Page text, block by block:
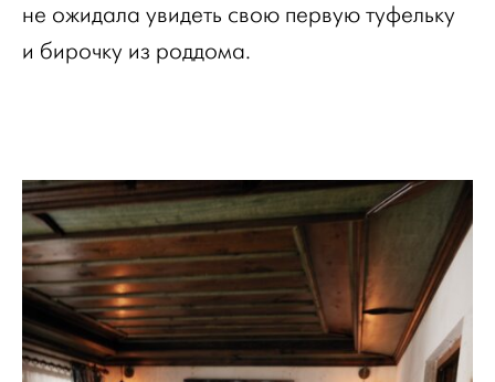
не ожидала увидеть свою первую туфельку
и бирочку из роддома.